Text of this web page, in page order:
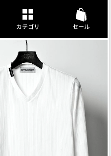
カテゴリ セール